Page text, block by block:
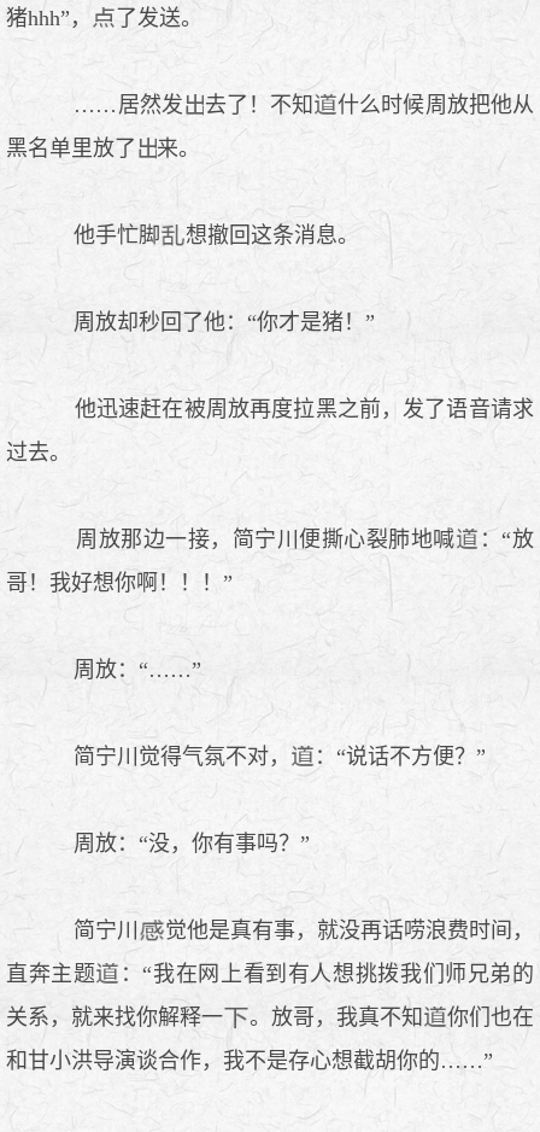
猪hhh”，
了发送。
……居然发 去了！不知
什么时候周放把他从
黑名单里放了
来。
他手忙脚 想撤回这条消息。
周放却秒回了他：“你才是猪！”
他迅速赶在被周放再度拉黑之前，发了语音请求
过去。
周放那边一接，简宁川便撕心裂肺地喊
：“放
哥！我好想你啊！！！”
周放：“……”
简宁川觉得气氛不对， ：“说话不方便？”
周放：“没，你有事吗？”
简宁川
觉他是真有事，就没再话唠浪费时间，
直奔主题
：“我在网上看到有人想挑拨我们师兄弟的
关系，就来找你解释一
。放哥，我真不知
你们也在
和甘小洪导演谈合作，我不是存心想截胡你的……”